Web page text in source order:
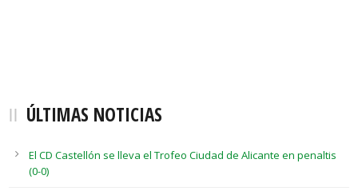
ÚLTIMAS NOTICIAS
El CD Castellón se lleva el Trofeo Ciudad de Alicante en penaltis
(0-0)